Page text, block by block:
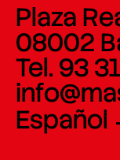
Plaza
08002
Tel. 93
Español